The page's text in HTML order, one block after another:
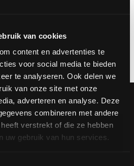
van cookies
content en advertenties te
voor social media te bieden
te analyseren. Ook delen we
van onze site met onze
adverteren en analyse. Deze
combineren met andere
verstrekt of die ze hebben
uw gebruik van hun services.
werkenbijpuur.nl of stuur
CV naar